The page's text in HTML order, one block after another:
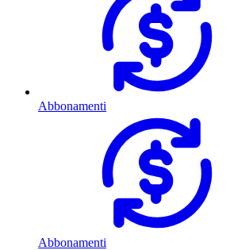
Abbonamenti
Abbonamenti